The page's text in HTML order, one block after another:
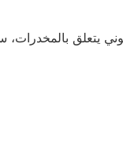
بالمخدرات،